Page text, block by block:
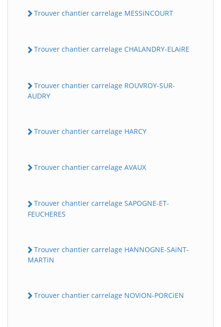
Trouver chantier carrelage MESSiNCOURT
Trouver chantier carrelage CHALANDRY-ELAiRE
Trouver chantier carrelage ROUVROY-SUR-
AUDRY
Trouver chantier carrelage HARCY
Trouver chantier carrelage AVAUX
Trouver chantier carrelage SAPOGNE-ET-
FEUCHERES
Trouver chantier carrelage HANNOGNE-SAiNT-
MARTiN
Trouver chantier carrelage NOViON-PORCiEN